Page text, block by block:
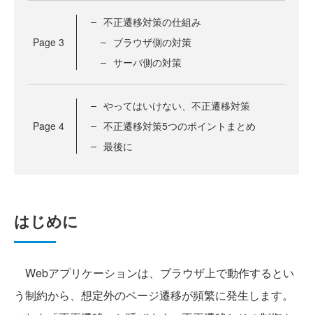
Page 3
不正遷移対策の仕組み
ブラウザ側の対策
サーバ側の対策
Page 4
やってはいけない、不正遷移対策
不正遷移対策5つのポイントまとめ
最後に
はじめに
Webアプリケーションは、ブラウザ上で動作するとい
う制約から、想定外のページ遷移が頻繁に発生します。